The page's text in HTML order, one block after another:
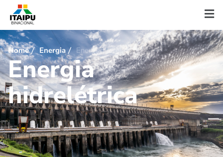
Home Energia Energia hidrelétrica
Energia
hidrelétrica